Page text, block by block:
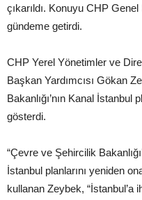
çıkarıldı. Konuyu CHP
gündeme getirdi.
CHP Yerel Yönetimler ve
Başkan Yardımcısı Gökan
Bakanlığı’nın Kanal İstanbul
gösterdi.
“Çevre ve Şehircilik
İstanbul planlarını yeniden
kullanan Zeybek, “İstanbul’a